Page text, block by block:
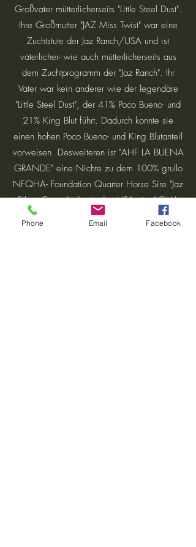
Großvater mütterlicherseits "Little Steel Dust".
Ihre Großmutter "JAZ Miss Twist" war eine
Zuchtstute der Jaz Ranch/USA und ist
väterlicher- wie auch mütterlicherseits aus
dem Zuchtprogramm der "Jaz Ranch". Ihr
Vater war kein anderer wie der legendäre
"Little Steel Dust", der 41% Poco Bueno- und
21% King Blut führt. Dadurch konnte sie
einen hohen Poco Bueno- und King Blutanteil
vorweisen. Desweiteren ist "AHF LA BUENA
GRANDE" eine Nichte zu dem 100% grullo
NFQHA- Foundation Quarter Horse Sire "Jaz
Silver Comet", der in den USA ein AQHA
ROM Reining 30+ Reining Points errang und
Phone Email Facebook